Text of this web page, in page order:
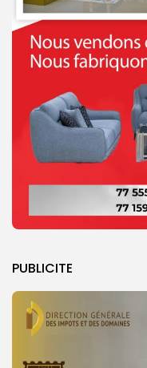
PUBLICITE